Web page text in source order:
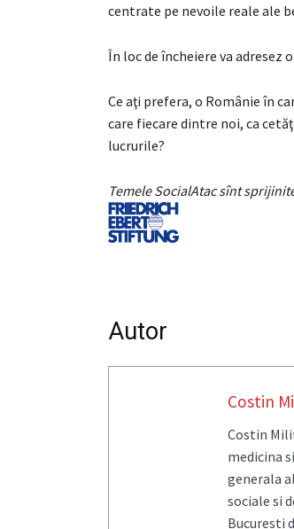
centrate pe nevoile reale ale
În loc de încheiere va adresez
Ce aţi prefera, o Românie în
care fiecare dintre noi, ca
lucrurile?
Temele SocialAtac sînt
Autor
Costin
Costin
medicina
generala
sociale si
Bucuresti